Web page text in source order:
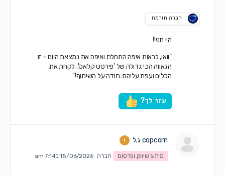
חברה תורמת
היי חני!!
"וואו, לראות איפה התחלת ואיפה את נמצאת היום – זו
הגאווה הכי גדולה של 'פירסט קלאס'. לקחת את
הכלים ועפת עליהם. תודה על השיתוף!"
עזר לך?
copcorn ג.ל
מיתוג שיווק ופרסום חברה 15/06/2026 ב7:14 am